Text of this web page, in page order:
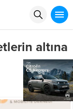
altına